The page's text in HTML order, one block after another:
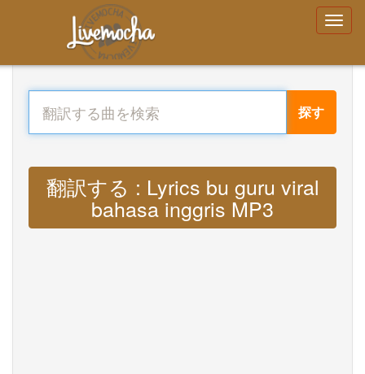
探す
翻訳する : Lyrics bu guru viral
bahasa inggris MP3